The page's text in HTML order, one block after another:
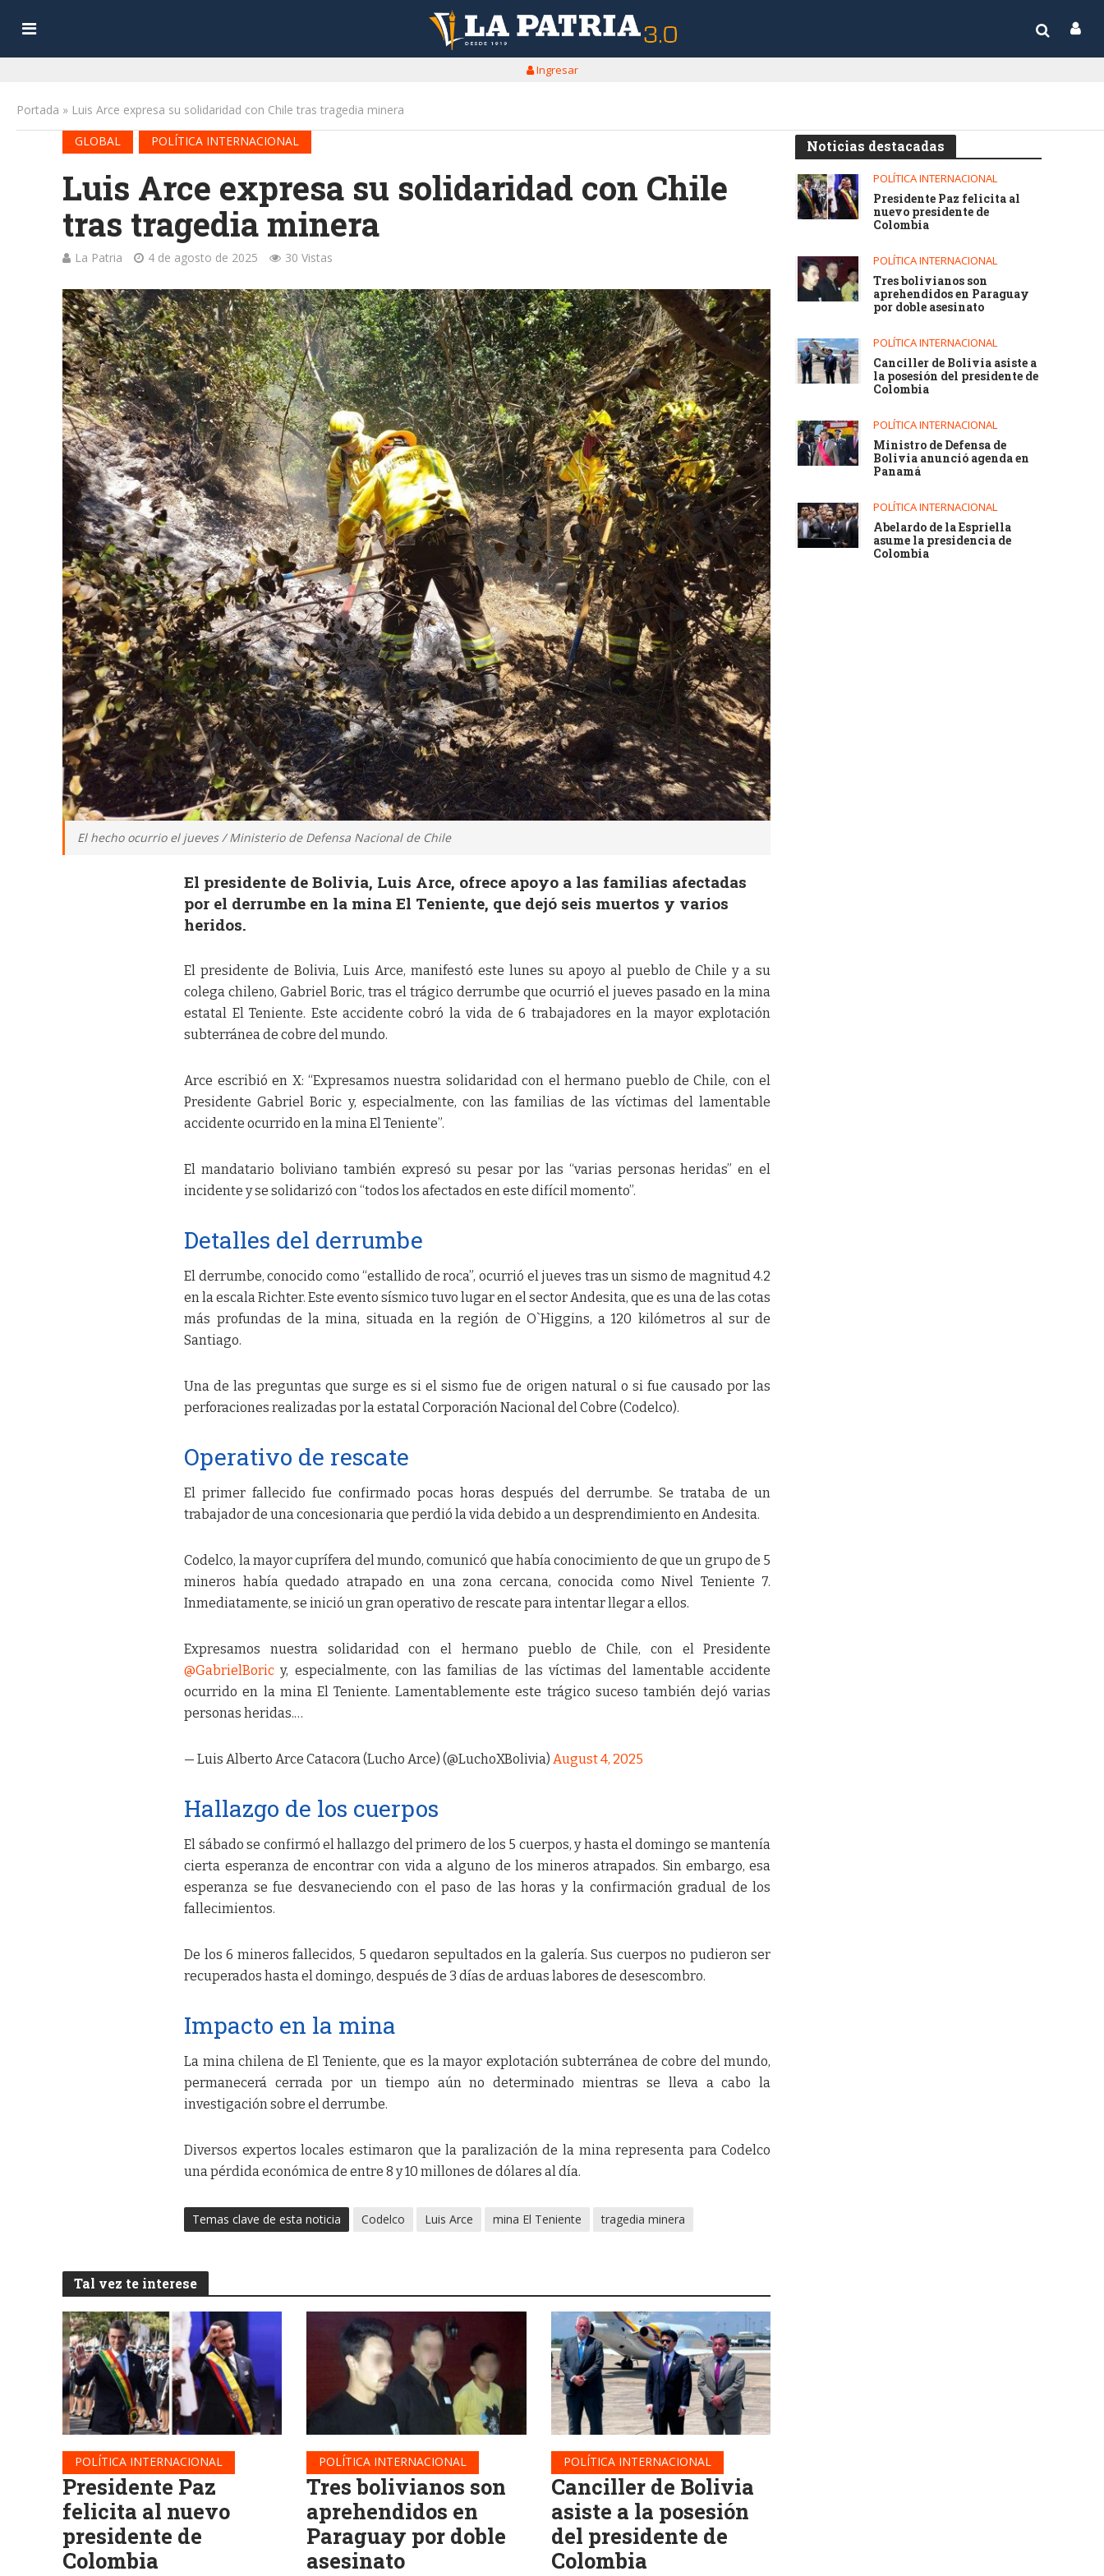
Ingresar
Portada » Luis Arce expresa su solidaridad con Chile tras tragedia minera
GLOBAL
POLÍTICA INTERNACIONAL
Luis Arce expresa su solidaridad con Chile
tras tragedia minera
La Patria 4 de agosto de 2025 30 Vistas
El hecho ocurrio el jueves / Ministerio de Defensa Nacional de Chile
El presidente de Bolivia, Luis Arce, ofrece apoyo a las familias afectadas
por el derrumbe en la mina El Teniente, que dejó seis muertos y varios
heridos.
El presidente de Bolivia, Luis Arce, manifestó este lunes su apoyo al pueblo de Chile y a su
colega chileno, Gabriel Boric, tras el trágico derrumbe que ocurrió el jueves pasado en la mina
estatal El Teniente. Este accidente cobró la vida de 6 trabajadores en la mayor explotación
subterránea de cobre del mundo.
Arce escribió en X: “Expresamos nuestra solidaridad con el hermano pueblo de Chile, con el
Presidente Gabriel Boric y, especialmente, con las familias de las víctimas del lamentable
accidente ocurrido en la mina El Teniente”.
El mandatario boliviano también expresó su pesar por las “varias personas heridas” en el
incidente y se solidarizó con “todos los afectados en este difícil momento”.
Detalles del derrumbe
El derrumbe, conocido como “estallido de roca”, ocurrió el jueves tras un sismo de magnitud 4.2
en la escala Richter. Este evento sísmico tuvo lugar en el sector Andesita, que es una de las cotas
más profundas de la mina, situada en la región de O`Higgins, a 120 kilómetros al sur de
Santiago.
Una de las preguntas que surge es si el sismo fue de origen natural o si fue causado por las
perforaciones realizadas por la estatal Corporación Nacional del Cobre (Codelco).
Operativo de rescate
El primer fallecido fue confirmado pocas horas después del derrumbe. Se trataba de un
trabajador de una concesionaria que perdió la vida debido a un desprendimiento en Andesita.
Codelco, la mayor cuprífera del mundo, comunicó que había conocimiento de que un grupo de 5
mineros había quedado atrapado en una zona cercana, conocida como Nivel Teniente 7.
Inmediatamente, se inició un gran operativo de rescate para intentar llegar a ellos.
Expresamos nuestra solidaridad con el hermano pueblo de Chile, con el Presidente
@GabrielBoric y, especialmente, con las familias de las víctimas del lamentable accidente
ocurrido en la mina El Teniente. Lamentablemente este trágico suceso también dejó varias
personas heridas.…
— Luis Alberto Arce Catacora (Lucho Arce) (@LuchoXBolivia)August 4, 2025
Hallazgo de los cuerpos
El sábado se confirmó el hallazgo del primero de los 5 cuerpos, y hasta el domingo se mantenía
cierta esperanza de encontrar con vida a alguno de los mineros atrapados. Sin embargo, esa
esperanza se fue desvaneciendo con el paso de las horas y la confirmación gradual de los
fallecimientos.
De los 6 mineros fallecidos, 5 quedaron sepultados en la galería. Sus cuerpos no pudieron ser
recuperados hasta el domingo, después de 3 días de arduas labores de desescombro.
Impacto en la mina
La mina chilena de El Teniente, que es la mayor explotación subterránea de cobre del mundo,
permanecerá cerrada por un tiempo aún no determinado mientras se lleva a cabo la
investigación sobre el derrumbe.
Diversos expertos locales estimaron que la paralización de la mina representa para Codelco
una pérdida económica de entre 8 y 10 millones de dólares al día.
Temas clave de esta noticia Codelco Luis Arce mina El Teniente tragedia minera
Tal vez te interese
POLÍTICA INTERNACIONAL
Presidente Paz
felicita al nuevo
presidente de
Colombia
POLÍTICA INTERNACIONAL
Tres bolivianos son
aprehendidos en
Paraguay por doble
asesinato
POLÍTICA INTERNACIONAL
Canciller de Bolivia
asiste a la posesión
del presidente de
Colombia
Noticias destacadas
POLÍTICA INTERNACIONAL
Presidente Paz felicita al
nuevo presidente de
Colombia
POLÍTICA INTERNACIONAL
Tres bolivianos son
aprehendidos en Paraguay
por doble asesinato
POLÍTICA INTERNACIONAL
Canciller de Bolivia asiste a
la posesión del presidente de
Colombia
POLÍTICA INTERNACIONAL
Ministro de Defensa de
Bolivia anunció agenda en
Panamá
POLÍTICA INTERNACIONAL
Abelardo de la Espriella
asume la presidencia de
Colombia